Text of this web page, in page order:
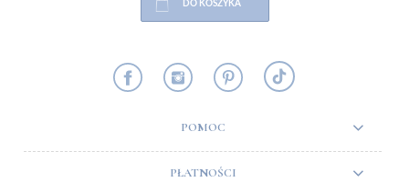
DO KOSZYKA
POMOC
PŁATNOŚCI